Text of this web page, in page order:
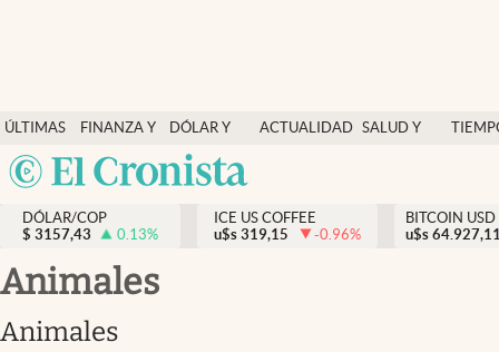
ÚLTIMAS
NOTICIAS
FINANZA Y
ECONOMÍA
DÓLAR Y
MERCADOS
ACTUALIDAD SALUD Y
México
Salud y nutrición
Vida espiritual
Actualidad
Dólar y mercados
Curiosidades
DÓLAR/COP
$ 3157,43 0.13%
ICE US COFFEE
u$s 319,15 -0.96%
BITCOIN USD
u$s
animales
animales